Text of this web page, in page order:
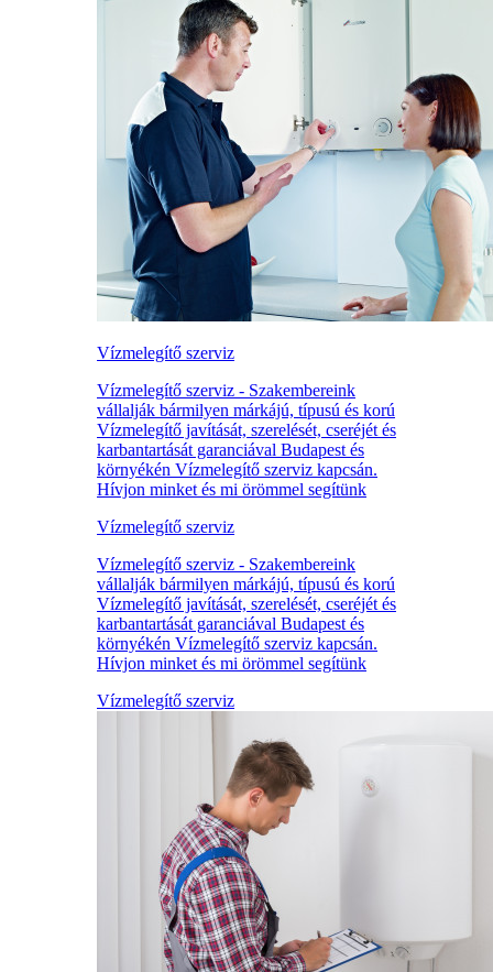
Vízmelegítő szerviz
Vízmelegítő szerviz - Szakembereink
vállalják bármilyen márkájú, típusú és korú
Vízmelegítő javítását, szerelését, cseréjét és
karbantartását garanciával Budapest és
környékén Vízmelegítő szerviz kapcsán.
Hívjon minket és mi örömmel segítünk
Vízmelegítő szerviz
Vízmelegítő szerviz - Szakembereink
vállalják bármilyen márkájú, típusú és korú
Vízmelegítő javítását, szerelését, cseréjét és
karbantartását garanciával Budapest és
környékén Vízmelegítő szerviz kapcsán.
Hívjon minket és mi örömmel segítünk
Vízmelegítő szerviz